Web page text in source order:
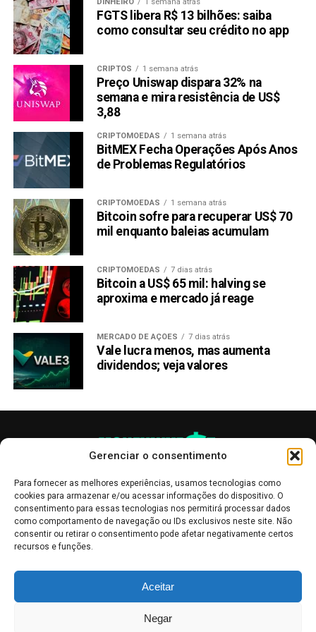
Gerenciar o consentimento
Para fornecer as melhores experiências, usamos tecnologias como
cookies para armazenar e/ou acessar informações do dispositivo. O
consentimento para essas tecnologias nos permitirá processar dados
como comportamento de navegação ou IDs exclusivos neste site. Não
consentir ou retirar o consentimento pode afetar negativamente certos
recursos e funções.
Aceitar
Negar
Copy
Link
WhatsApp
Twitter
Facebook
Reddit
Email
TÓPICOS RELACIONADOS: BINANCE COIN
CARDANO
RIPPLE SEI SOLANA
PRÓXIMA:
Dinheiro grátis: Top 8 airdrops para 2024
Bitcoin Alcança US$ 61.700: Equivalente a R$
FGTS libera R$ 13 bilhões: saiba
como consultar seu crédito no app
CRIPTOS 1 semana atrás
Preço Uniswap dispara 32% na
semana e mira resistência de US$
3,88
CRIPTOMOEDAS 1 semana atrás
BitMEX Fecha Operações Após Anos
de Problemas Regulatórios
CRIPTOMOEDAS 1 semana atrás
Bitcoin sofre para recuperar US$ 70
mil enquanto baleias acumulam
CRIPTOMOEDAS 7 dias atrás
Bitcoin a US$ 65 mil: halving se
aproxima e mercado já reage
MERCADO DE AÇÕES 7 dias atrás
Vale lucra menos, mas aumenta
dividendos; veja valores
informativo, servindo como boletins de divulgação, e não devem ser
interpretadas como recomendações de investimento.Leia mais
Bolsa de Valores